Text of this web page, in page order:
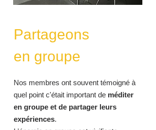
Partageons
en groupe
Nos membres ont souvent témoigné à
quel point c'était important de méditer
en groupe et de partager leurs
expériences.